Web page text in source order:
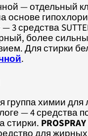
— отдельный
основе
3 средства
более
Для стирки
.
химии
— 4 средства
стирки. PROSPRAY